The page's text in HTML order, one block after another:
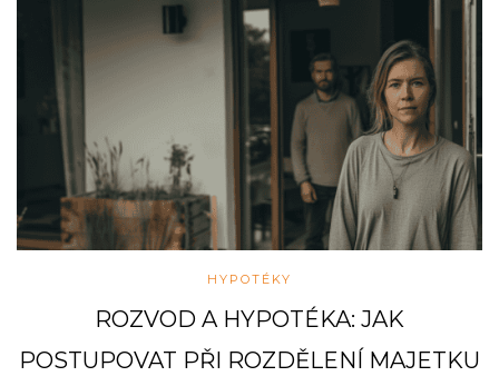
HYPOTÉKY
ROZVOD A HYPOTÉKA: JAK
POSTUPOVAT PŘI ROZDĚLENÍ MAJETKU